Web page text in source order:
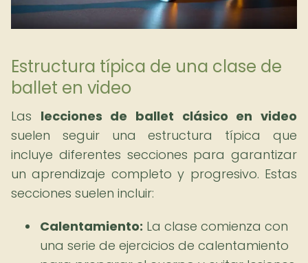
Estructura típica de una clase de
ballet en video
Las lecciones de ballet clásico en video
suelen seguir una estructura típica que
incluye diferentes secciones para garantizar
un aprendizaje completo y progresivo. Estas
secciones suelen incluir:
Calentamiento: La clase comienza con
una serie de ejercicios de calentamiento